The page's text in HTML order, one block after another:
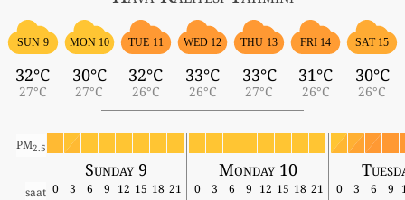
SUN 9
32°C
27°C
MON 10
30°C
27°C
TUE 11
32°C
26°C
WED 12
33°C
26°C
THU 13
33°C
27°C
FRI 14
31°C
26°C
SAT 15
30°C
26°C
PM2.5
Sunday 9 Monday 10
saat 0 3 6 9 12 15 18 21 0 3 6 9 12 15 18 21 0 3 6 9